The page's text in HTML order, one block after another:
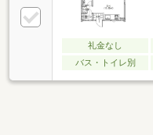
礼金なし
バス・トイレ別